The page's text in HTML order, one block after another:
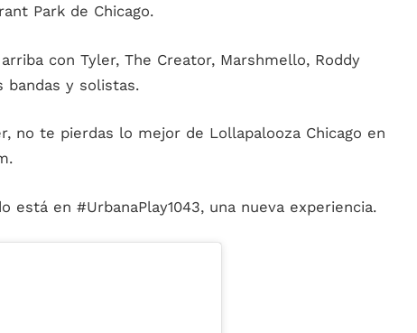
Park de Chicago.
con Tyler, The Creator, Marshmello, Roddy
bandas y solistas.
no te pierdas lo mejor de Lollapalooza Chicago en
en #UrbanaPlay1043, una nueva experiencia.